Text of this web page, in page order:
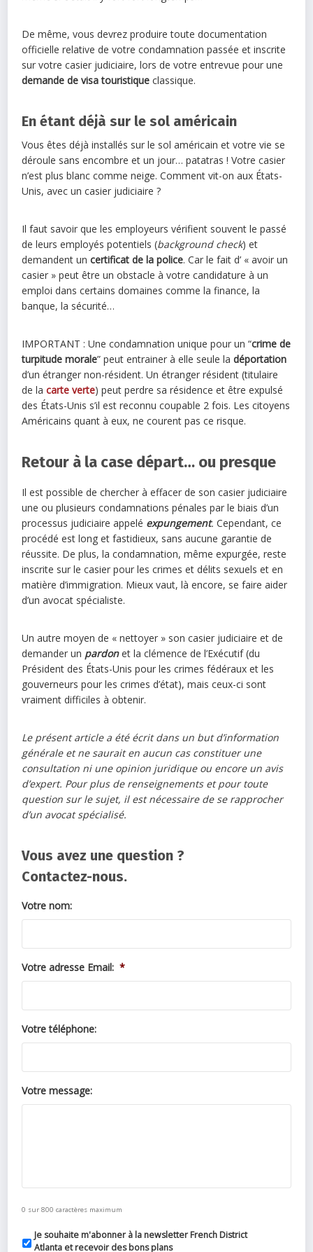
De même, vous devrez produire toute documentation
officielle relative de votre condamnation passée et inscrite
sur votre casier judiciaire, lors de votre entrevue pour une
demande de visa touristique classique.
En étant déjà sur le sol américain
Vous êtes déjà installés sur le sol américain et votre vie se
déroule sans encombre et un jour… patatras ! Votre casier
n’est plus blanc comme neige. Comment vit-on aux États-
Unis, avec un casier judiciaire ?
Il faut savoir que les employeurs vérifient souvent le passé
de leurs employés potentiels (background check) et
demandent uncertificat de la police. Car le fait d’ « avoir un
casier » peut être un obstacle à votre candidature à un
emploi dans certains domaines comme la finance, la
banque, la sécurité…
IMPORTANT : Une condamnation unique pour un “crime de
turpitude morale” peut entrainer à elle seule ladéportation
d’un étranger non-résident. Un étranger résident (titulaire
de lacarte verte) peut perdre sa résidence et être expulsé
des États-Unis s’il est reconnu coupable 2 fois. Les citoyens
Américains quant à eux, ne courent pas ce risque.
Retour à la case départ… ou presque
Il est possible de chercher à effacer de son casier judiciaire
une ou plusieurs condamnations pénales par le biais d’un
processus judiciaire appelé expungement. Cependant, ce
procédé est long et fastidieux, sans aucune garantie de
réussite. De plus, la condamnation, même expurgée, reste
inscrite sur le casier pour les crimes et délits sexuels et en
matière d’immigration. Mieux vaut, là encore, se faire aider
d’un avocat spécialiste.
Un autre moyen de « nettoyer » son casier judiciaire et de
demander un pardonet la clémence de l’Exécutif (du
Président des États-Unis pour les crimes fédéraux et les
gouverneurs pour les crimes d’état), mais ceux-ci sont
vraiment difficiles à obtenir.
Le présent article a été écrit dans un but d’information
générale et ne saurait en aucun cas constituer une
consultation ni une opinion juridique ou encore un avis
d’expert. Pour plus de renseignements et pour toute
question sur le sujet, il est nécessaire de se rapprocher
d’un avocat spécialisé.
Vous avez une question ?
Contactez-nous.
Votre nom:
Votre adresse Email: *
Votre téléphone:
Votre message:
0 sur 800 caractères maximum
Je souhaite m'abonner à la newsletter French District
Atlanta et recevoir des bons plans